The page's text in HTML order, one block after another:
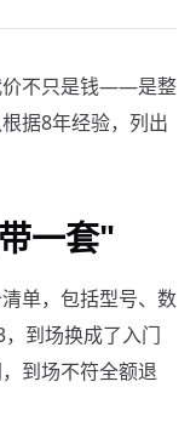
价不只是钱——是整
据8年经验，列出
一套"
单，包括型号、数
到场换成了入门
到场不符全额退